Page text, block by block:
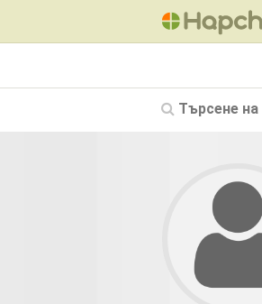
Търсене на